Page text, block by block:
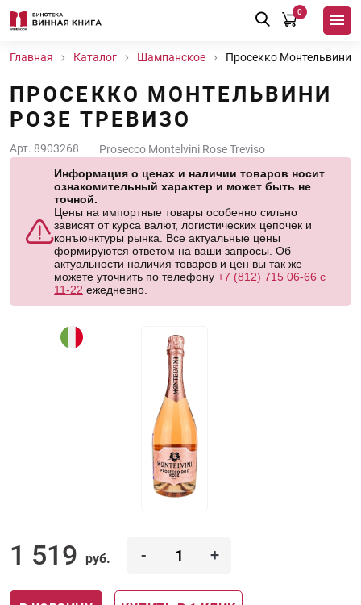
0
Главная Каталог Шампанское Просекко Монтельвини
ПРОСЕККО МОНТЕЛЬВИНИ
РОЗЕ ТРЕВИЗО
Арт. 8903268
Prosecco Montelvini Rose Treviso
Информация о ценах и наличии товаров носит
ознакомительный характер и может быть не
точной.
Цены на импортные товары особенно сильно
зависят от курса валют, логистических цепочек и
конъюнктуры рынка. Все актуальные цены
формируются ответом на ваши запросы. Об
актуальности наличия товаров и цен вы так же
можете уточнить по телефону +7 (812) 715 06-66 с
11-22 ежедневно.
1 519 руб. - +